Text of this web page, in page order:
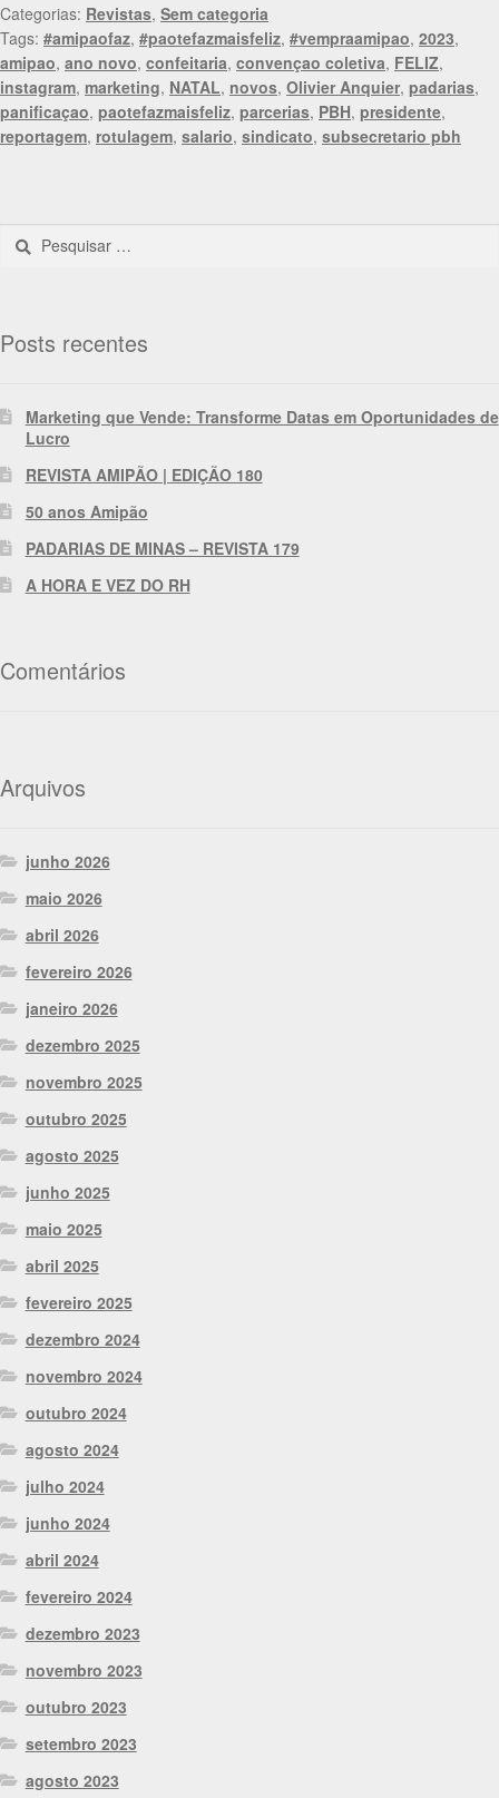
Categorias: Revistas, Sem categoria
Tags: #amipaofaz, #paotefazmaisfeliz, #vempraamipao, 2023,
amipao, ano novo, confeitaria, convençao coletiva, FELIZ,
instagram, marketing, NATAL, novos, Olivier Anquier, padarias,
panificaçao, paotefazmaisfeliz, parcerias, PBH, presidente,
reportagem, rotulagem, salario, sindicato, subsecretario pbh
Posts recentes
Marketing que Vende: Transforme Datas em Oportunidades de
Lucro
REVISTA AMIPÃO | EDIÇÃO 180
50 anos Amipão
PADARIAS DE MINAS – REVISTA 179
A HORA E VEZ DO RH
Comentários
Arquivos
junho 2026
maio 2026
abril 2026
fevereiro 2026
janeiro 2026
dezembro 2025
novembro 2025
outubro 2025
agosto 2025
junho 2025
maio 2025
abril 2025
fevereiro 2025
dezembro 2024
novembro 2024
outubro 2024
agosto 2024
julho 2024
junho 2024
abril 2024
fevereiro 2024
dezembro 2023
novembro 2023
outubro 2023
setembro 2023
agosto 2023